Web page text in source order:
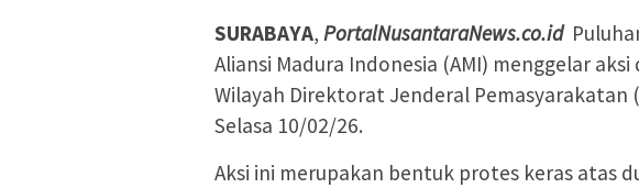
SURABAYA, PortalNusantaraNews.co.id
Aliansi Madura Indonesia (AMI) menggelar
Wilayah Direktorat Jenderal Pemasyarakatan
Selasa 10/02/26.
Aksi ini merupakan bentuk protes keras atas